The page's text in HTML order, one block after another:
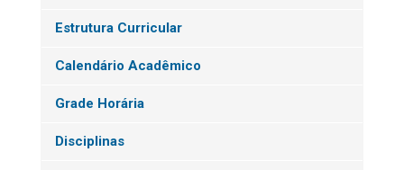
Estrutura Curricular
Calendário Acadêmico
Grade Horária
Disciplinas